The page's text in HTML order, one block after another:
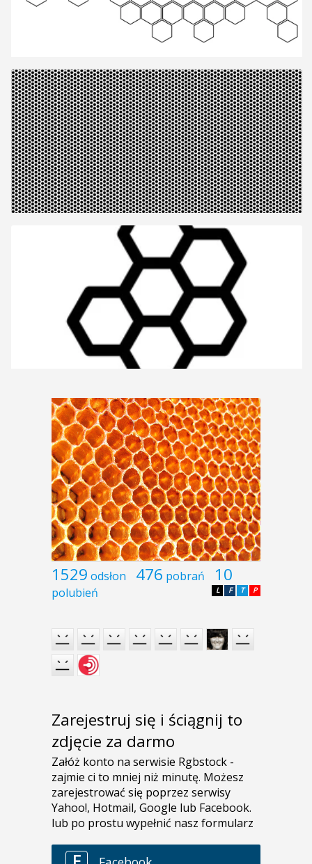
1529 odsłon 476 pobrań 10
polubień P
T
F
L
Zarejestruj się i ściągnij to
zdjęcie za darmo